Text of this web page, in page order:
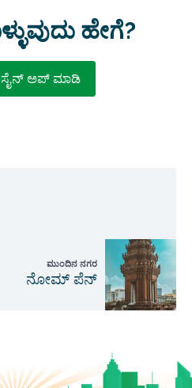
ಹೇಗೆ?
ಸೈನ್ ಅಪ್ ಮಾಡಿ
ಮುಂದಿನ ನಗರ
ನೋಮ್ ಪೆನ್